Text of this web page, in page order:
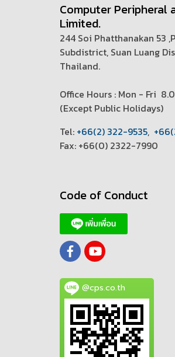
Computer Peripheral
Limited.
244 Soi Phatthanakan 53
Subdistrict, Suan Luang
Thailand.
Office Hours : Mon - Fri
(Except Public Holidays)
Tel: +66(2) 322-9535,
Fax: +66(0) 2322-7990
Code of Conduct
@cps.co.th